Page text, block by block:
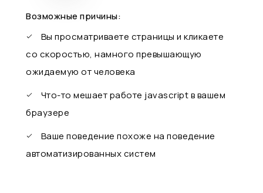
Возможные причины:
Вы просматриваете страницы и кликаете
со скоростью, намного превышающую
ожидаемую от человека
Что-то мешает работе javascript в вашем
браузере
Ваше поведение похоже на поведение
автоматизированных систем